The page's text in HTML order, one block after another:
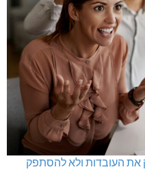
את העובדות ולא להסתפק